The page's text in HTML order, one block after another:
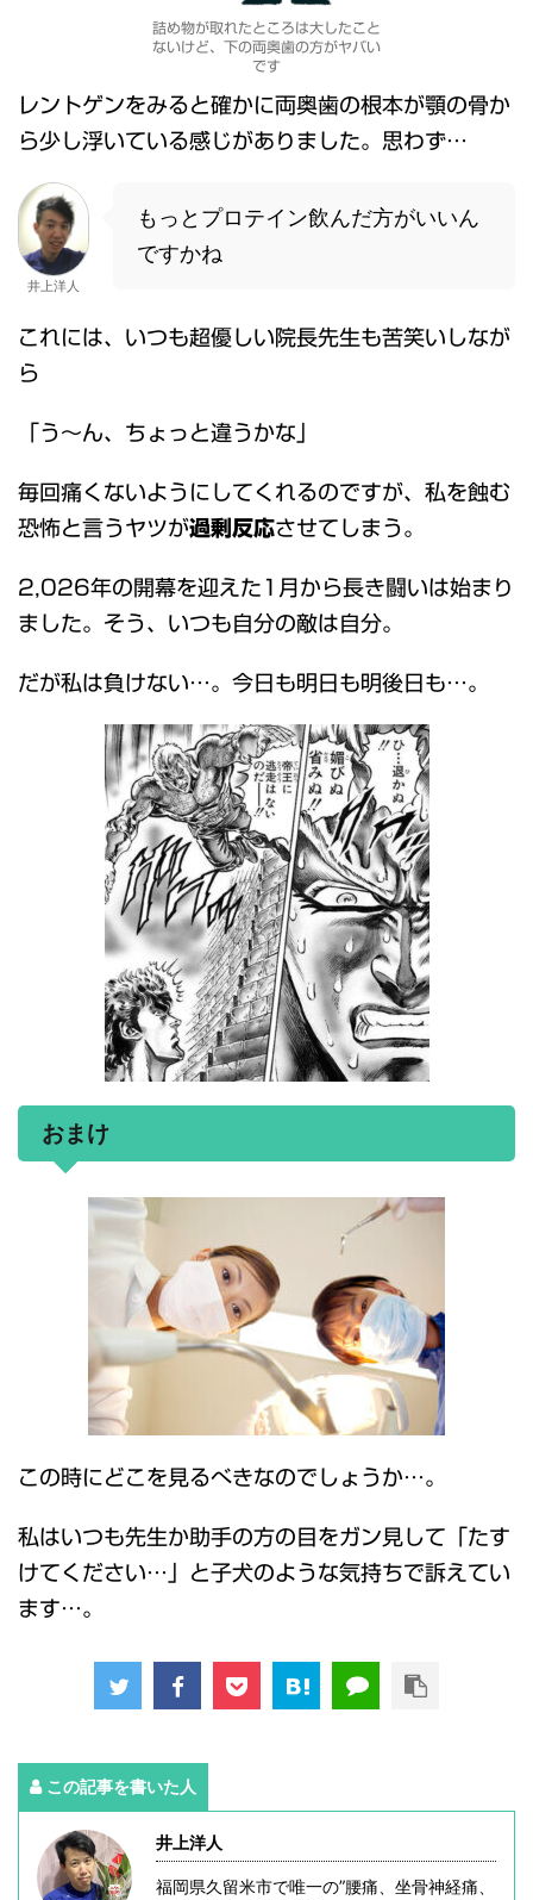
詰め物が取れたところは大したこと
ないけど、下の両奥歯の方がヤバい
です
レントゲンをみると確かに両奥歯の根本が顎の骨か
ら少し浮いている感じがありました。思わず…
井上洋人
もっとプロテイン飲んだ方がいいん
ですかね
これには、いつも超優しい院長先生も苦笑いしなが
ら
「う～ん、ちょっと違うかな」
毎回痛くないようにしてくれるのですが、私を蝕む
恐怖と言うヤツが過剰反応させてしまう。
2,026年の開幕を迎えた1月から長き闘いは始まり
ました。そう、いつも自分の敵は自分。
だが私は負けない…。今日も明日も明後日も…。
おまけ
この時にどこを見るべきなのでしょうか…。
私はいつも先生か助手の方の目をガン見して「たす
けてください…」と子犬のような気持ちで訴えてい
ます…。
この記事を書いた人
井上洋人
福岡県久留米市で唯一の”腰痛、坐骨神経痛、